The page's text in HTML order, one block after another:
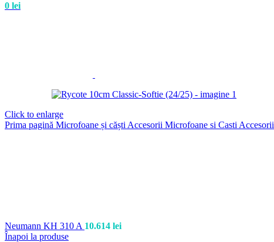
0 lei
Click to enlarge
Prima pagină Microfoane și căști Accesorii Microfoane si Casti Accesorii
Neumann KH 310 A 10.614 lei
Înapoi la produse